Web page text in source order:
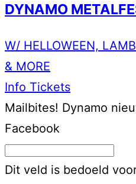
DYNAMO
W/ HELLOWEEN,
& MORE
Info Tickets
Mailbites! Dynamo
Facebook
Dit veld is bedoeld